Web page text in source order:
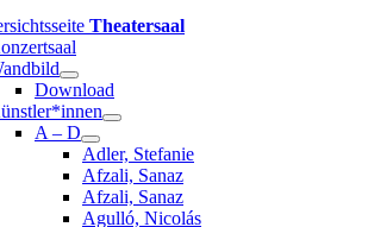
Theatersaal
Download
A – D
Adler, Stefanie
Afzali, Sanaz
Afzali, Sanaz
Agulló, Nicolás